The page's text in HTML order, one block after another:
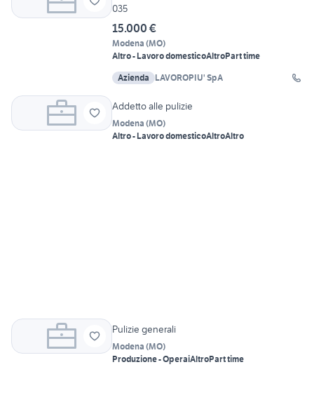
035
15.000 €
Modena (MO)
Altro - Lavoro domesticoAltroPart time
Azienda LAVOROPIU' SpA
Addetto alle pulizie
Modena (MO)
Altro - Lavoro domesticoAltroAltro
Pulizie generali
Modena (MO)
Produzione - OperaiAltroPart time